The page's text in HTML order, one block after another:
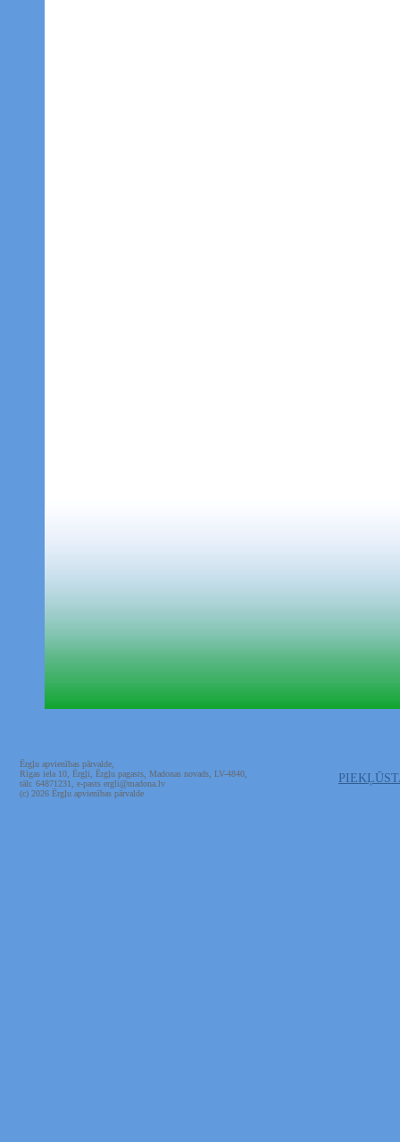
Ērgļu apvienības pārvalde,
Rīgas iela 10, Ērgļi, Ērgļu pagasts, Madonas novads, LV-4840,
tālr. 64871231, e-pasts ergli@madona.lv
(c) 2026 Ērgļu apvienības pārvalde